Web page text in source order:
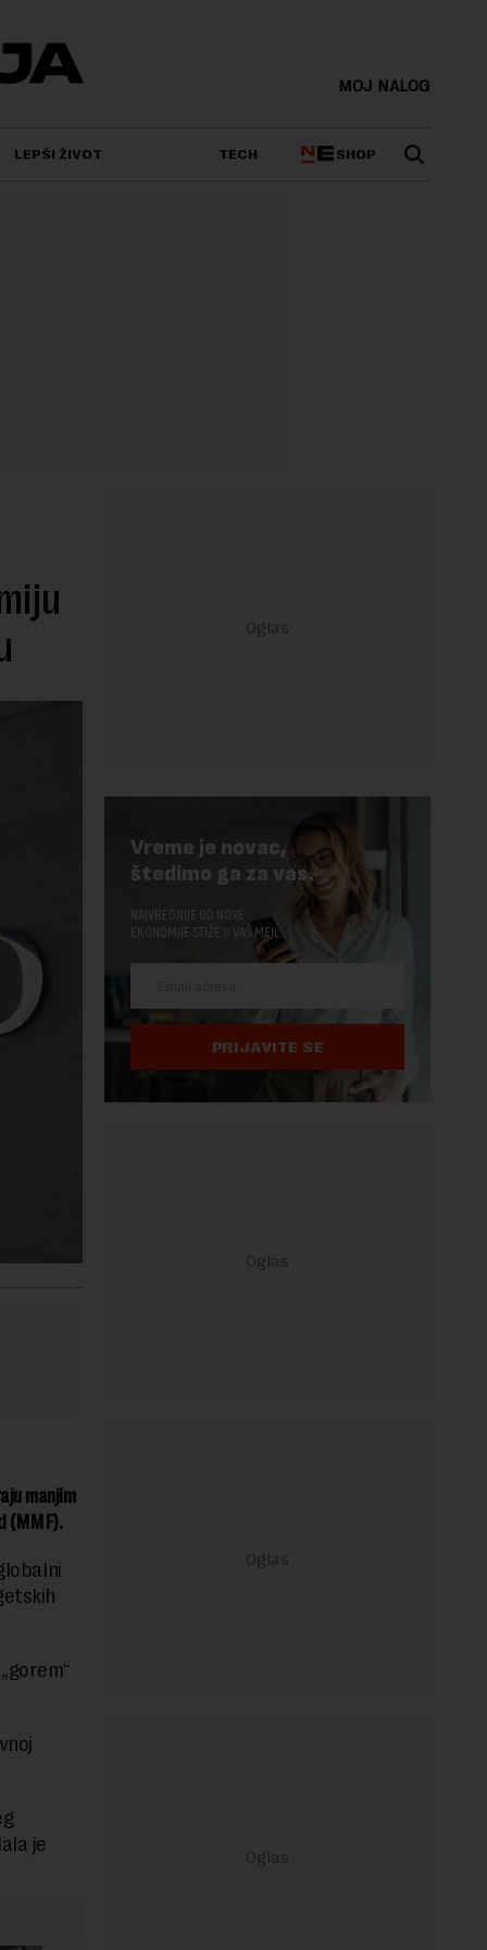
MOJ NALOG
LEPŠI ŽIVOT TECH SHOP
manjim
(MMF).
je
Vreme je novac,
štedimo ga za vas.
NAJVREDNIJE OD NOVE
EKONOMIJE STIŽE U VAŠ MEJL.
PRIJAVITE SE